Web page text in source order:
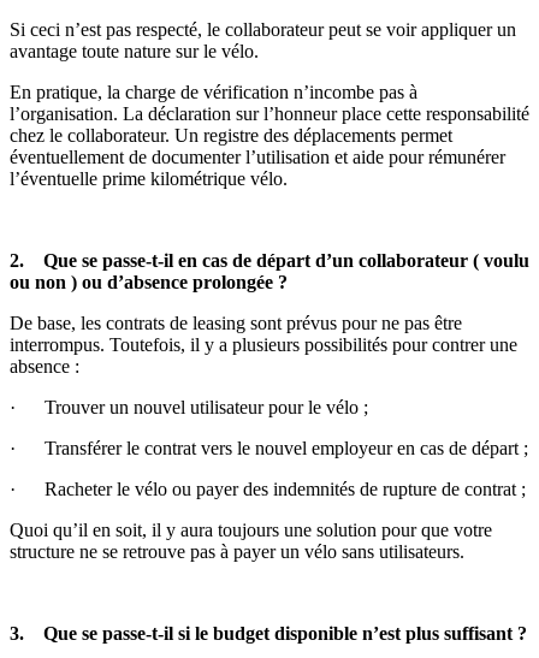
Si ceci n’est pas respecté, le collaborateur peut se voir appliquer un
avantage toute nature sur le vélo.
En pratique, la charge de vérification n’incombe pas à
l’organisation. La déclaration sur l’honneur place cette responsabilité
chez le collaborateur. Un registre des déplacements permet
éventuellement de documenter l’utilisation et aide pour rémunérer
l’éventuelle prime kilométrique vélo.
2. Que se passe-t-il en cas de départ d’un collaborateur ( voulu
ou non ) ou d’absence prolongée ?
De base, les contrats de leasing sont prévus pour ne pas être
interrompus. Toutefois, il y a plusieurs possibilités pour contrer une
absence :
· Trouver un nouvel utilisateur pour le vélo ;
· Transférer le contrat vers le nouvel employeur en cas de départ ;
· Racheter le vélo ou payer des indemnités de rupture de contrat ;
Quoi qu’il en soit, il y aura toujours une solution pour que votre
structure ne se retrouve pas à payer un vélo sans utilisateurs.
3. Que se passe-t-il si le budget disponible n’est plus suffisant ?